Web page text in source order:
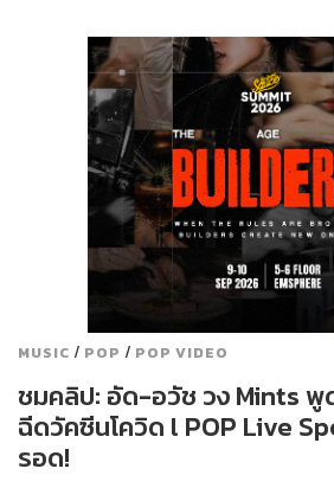
MUSIC / POP / POP VIDEO
ชมคลิป: อัด-อวัช วง Mints
ฉีดวัคซีนโควิด l POP Live
รอด!